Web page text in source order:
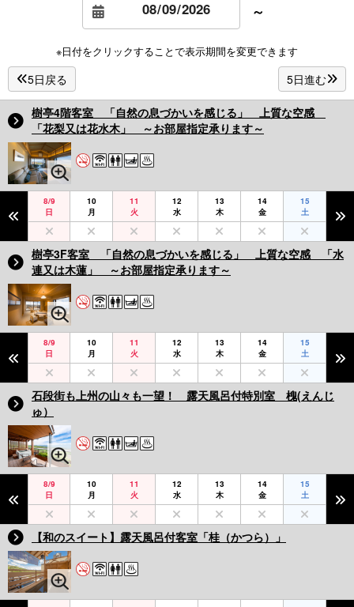
～
※日付をクリックすることで表示期間を変更できます
5日戻る 5日進む
樹亭4階客室 「自然の息づかいを感じる」 上質な空感
「花梨又は花水木」 ～お部屋指定承ります～
8/9
日
10
月
11
火
12
水
13
木
14
金
15
土
樹亭3F客室 「自然の息づかいを感じる」 上質な空感 「水
連又は木蓮」 ～お部屋指定承ります～
8/9
日
10
月
11
火
12
水
13
木
14
金
15
土
石段街も上州の山々も一望！ 露天風呂付特別室 槐(えんじ
ゅ）
8/9
日
10
月
11
火
12
水
13
木
14
金
15
土
【和のスイート】露天風呂付客室「桂（かつら）」